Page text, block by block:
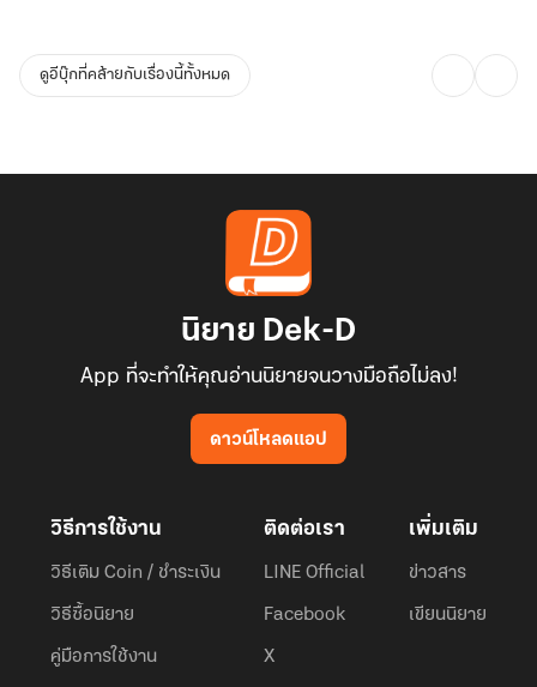
ดูอีบุ๊กที่คล้ายกับเรื่องนี้ทั้งหมด
นิยาย Dek-D
App ที่จะทำให้คุณอ่านนิยายจนวางมือถือไม่ลง!
ดาวน์โหลดแอป
วิธีการใช้งาน
วิธีเติม Coin / ชำระเงิน
วิธีซื้อนิยาย
คู่มือการใช้งาน
ติดต่อเรา
LINE Official
Facebook
X
เพิ่มเติม
ข่าวสาร
เขียนนิยาย